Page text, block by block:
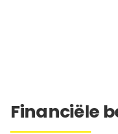
Financiële